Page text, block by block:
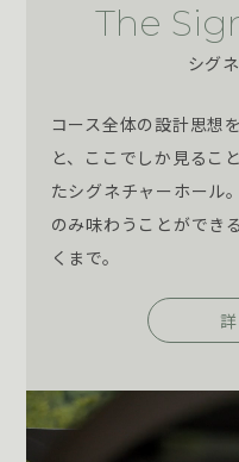
The
シグ
コース全体の設計思想
と、ここでしか見るこ
たシグネチャーホール
のみ味わうことができ
くまで。